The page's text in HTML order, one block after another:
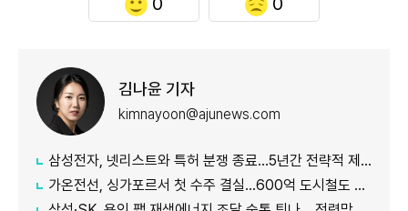
김나윤 기자
kimnayoon@ajunews.com
삼성전자, 넷리스트와 특허 분쟁 종료…5년간 전략적 제휴
가온전선, 싱가포르서 첫 수주 결실…600억 도시철도 케이블 공급